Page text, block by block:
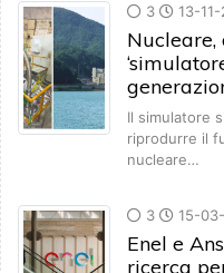
3 13-
Il simulatore
riprodurre il
nucleare…
3 15-
Enel e
ricerca